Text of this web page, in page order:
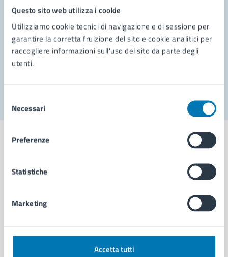
Questo sito web utilizza i cookie
Utilizziamo cookie tecnici di navigazione e di sessione per
garantire la corretta fruizione del sito e cookie analitici per
raccogliere informazioni sull'uso del sito da parte degli
utenti.
delNecessari
Preferenze
Statistiche
Marketing
Accetta tutti
Richiedi assistenza
Prenota appuntamento
Problemi in città
Comune di Napoli
AMMINISTRAZIONE
Organi di governo